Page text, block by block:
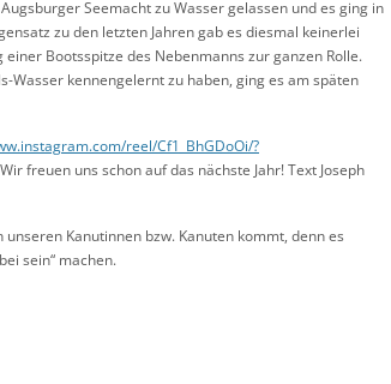
Seemacht zu Wasser gelassen und es ging in
zu den letzten Jahren gab es diesmal keinerlei
Bootsspitze des Nebenmanns zur ganzen Rolle.
Wasser kennengelernt zu haben, ging es am späten
reel/Cf1_BhGDoOi/?
freuen uns schon auf das nächste Jahr! Text Joseph
Kanutinnen bzw. Kanuten kommt, denn es
sein“ machen.